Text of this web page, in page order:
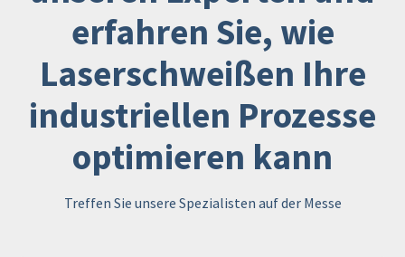
erfahren Sie, wie
Laserschweißen Ihre
industriellen Prozesse
optimieren kann
Treffen Sie unsere Spezialisten auf der Messe